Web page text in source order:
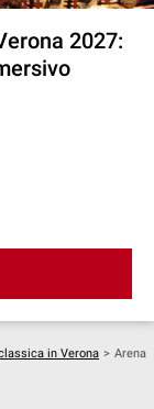
2027:
in Verona > Arena